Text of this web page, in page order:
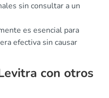
sin consultar a un
es esencial para
efectiva sin causar
con otros